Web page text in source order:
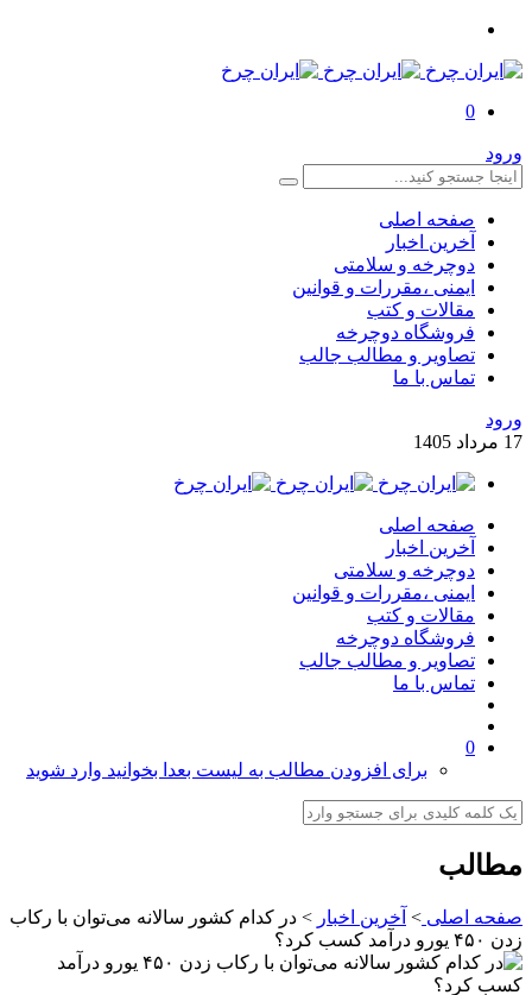
0
ورود
صفحه اصلی
آخرین اخبار
دوچرخه و سلامتی
ایمنی ،مقررات و قوانین
مقالات و کتب
فروشگاه دوچرخه
تصاویر و مطالب جالب
تماس با ما
ورود
17 مرداد 1405
صفحه اصلی
آخرین اخبار
دوچرخه و سلامتی
ایمنی ،مقررات و قوانین
مقالات و کتب
فروشگاه دوچرخه
تصاویر و مطالب جالب
تماس با ما
0
برای افزودن مطالب به لیست بعدا بخوانید وارد شوید
مطالب
صفحه اصلی > آخرین اخبار > در کدام کشور سالانه می‌توان با رکاب
زدن ۴۵۰ یورو درآمد کسب کرد؟